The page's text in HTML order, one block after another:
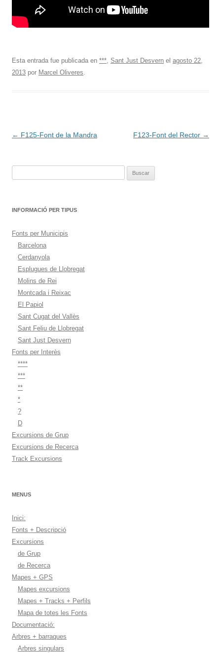
Esta entrada fue publicada en ***, Sant Just Desvern el agosto 22,
2013 por Marcel Oliveres.
Navegación
← F125-Font de la Mandra F123-Font del Rector →
INFORMACIÓ PER TIPUS
Fonts per Municipis
Barcelona
Cerdanyola
Esplugues de Llobregat
Molins de Rei
Montcada i Reixac
El Papiol
Sant Cugat del Vallès
Sant Feliu de Llobregat
Sant Just Desvern
Fonts per Interès
****
***
**
*
?
D
Excursions de Grup
Excursions de Recerca
Track Excursions
MENUS
Inici:
Fonts + Descripció
Excursions
de Grup
de Recerca
Mapes + GPS
Mapes excursions
Mapes + Tracks + Perfils
Mapa de totes les Fonts
Documentació:
Arbres + barraques
Arbres singulars